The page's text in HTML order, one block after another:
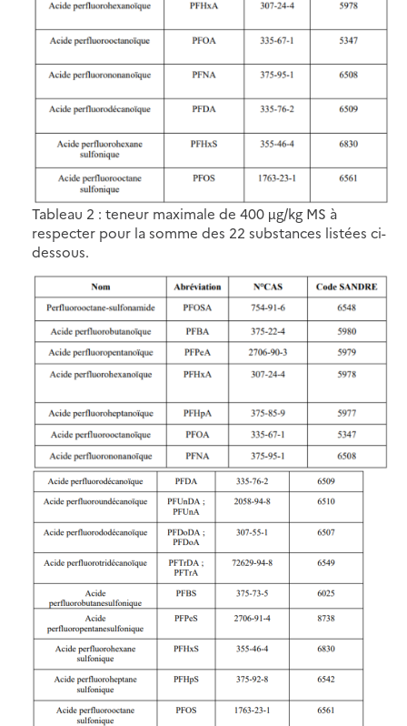
Tableau 2 : teneur maximale de 400 µg/kg MS à
respecter pour la somme des 22 substances listées ci-
dessous.
Image